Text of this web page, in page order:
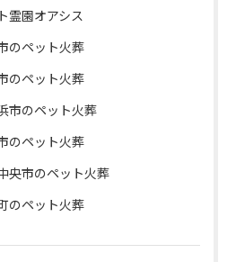
霊園オアシス
のペット火葬
のペット火葬
市のペット火葬
のペット火葬
央市のペット火葬
のペット火葬